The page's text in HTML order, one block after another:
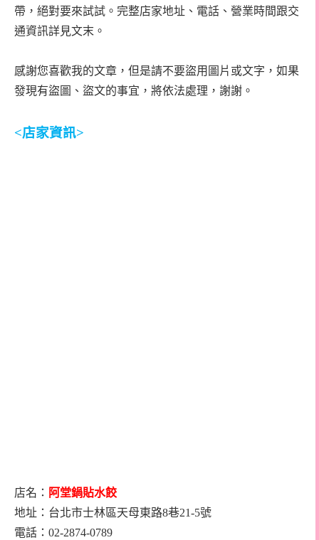
帶，絕對要來試試。完整店家地址、電話、營業時間跟交
通資訊詳見文末。
感謝您喜歡我的文章，但是請不要盜用圖片或文字，如果
發現有盜圖、盜文的事宜，將依法處理，謝謝。
<店家資訊>
店名： 阿堂鍋貼水餃
地址：台北市士林區天母東路8巷21-5號
電話：02-2874-0789